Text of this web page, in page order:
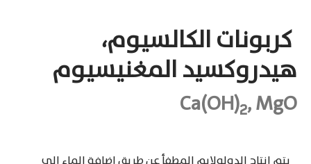
كربونات الكالسيوم،
هيدروكسيد المغنيسيوم
Ca(OH)2, MgO
يتم إنتاج الدولولايم المطفأ عن طريق إضافة الماء إلى